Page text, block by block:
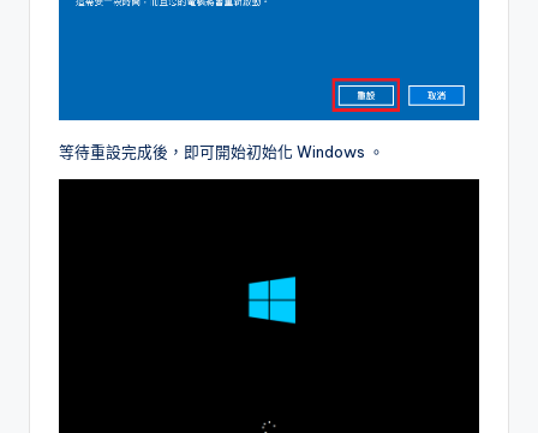
等待重設完成後，即可開始初始化 Windows 。